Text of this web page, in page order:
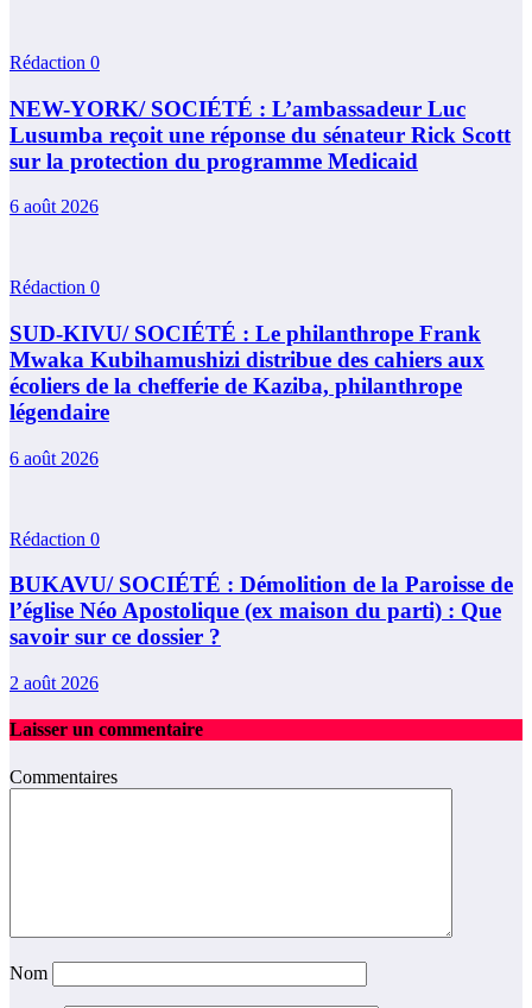
Rédaction 0
NEW-YORK/ SOCIÉTÉ : L’ambassadeur Luc
Lusumba reçoit une réponse du sénateur Rick Scott
sur la protection du programme Medicaid
6 août 2026
Rédaction 0
SUD-KIVU/ SOCIÉTÉ : Le philanthrope Frank
Mwaka Kubihamushizi distribue des cahiers aux
écoliers de la chefferie de Kaziba, philanthrope
légendaire
6 août 2026
Rédaction 0
BUKAVU/ SOCIÉTÉ : Démolition de la Paroisse de
l’église Néo Apostolique (ex maison du parti) : Que
savoir sur ce dossier ?
2 août 2026
Laisser un commentaire
Commentaires
Nom